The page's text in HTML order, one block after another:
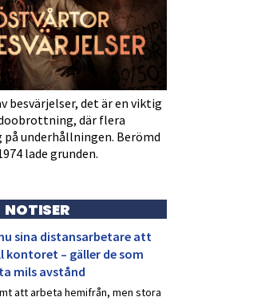
besvärjelser, det är en viktig
där flera
underhållningen. Berömd
lade grunden.
NOTISER
sina distansarbetare att
kontoret – gäller de som
mils avstånd
att arbeta hemifrån, men stora